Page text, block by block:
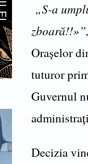
„S-a
zboară!!»”,
Orașelor
tuturor
Guvernul
Decizia